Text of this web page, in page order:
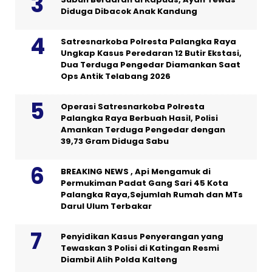
Diduga Dibacok Anak Kandung
Satresnarkoba Polresta Palangka Raya
Ungkap Kasus Peredaran 12 Butir Ekstasi,
Dua Terduga Pengedar Diamankan Saat
Ops Antik Telabang 2026
Operasi Satresnarkoba Polresta
Palangka Raya Berbuah Hasil, Polisi
Amankan Terduga Pengedar dengan
39,73 Gram Diduga Sabu
BREAKING NEWS , Api Mengamuk di
Permukiman Padat Gang Sari 45 Kota
Palangka Raya,Sejumlah Rumah dan MTs
Darul Ulum Terbakar
Penyidikan Kasus Penyerangan yang
Tewaskan 3 Polisi di Katingan Resmi
Diambil Alih Polda Kalteng